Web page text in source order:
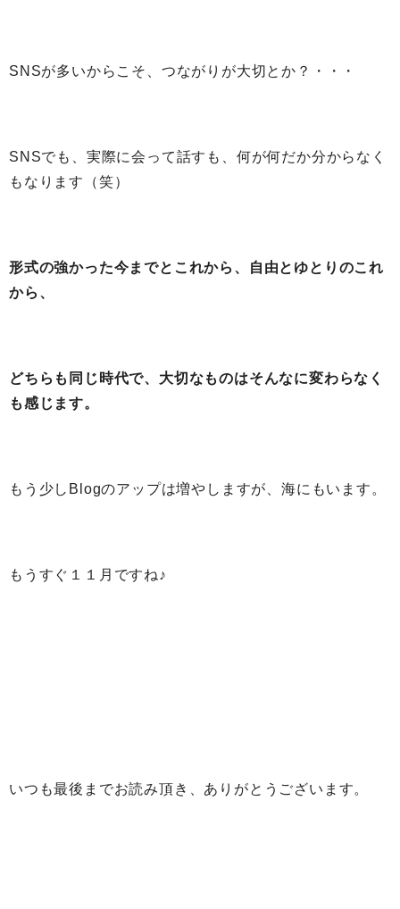
SNSが多いからこそ、つながりが大切とか？・・・
SNSでも、実際に会って話すも、何が何だか分からなく
もなります（笑）
形式の強かった今までとこれから、自由とゆとりのこれ
から、
どちらも同じ時代で、大切なものはそんなに変わらなく
も感じます。
もう少しBlogのアップは増やしますが、海にもいます。
もうすぐ１１月ですね♪
いつも最後までお読み頂き、ありがとうございます。